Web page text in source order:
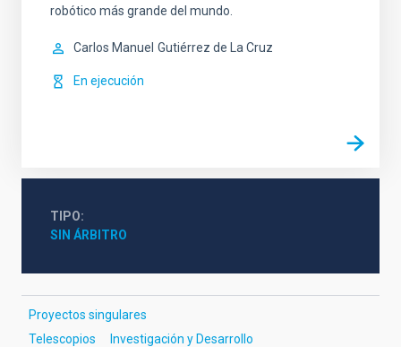
robótico más grande del mundo.
Carlos Manuel Gutiérrez de La Cruz
En ejecución
TIPO
SIN ÁRBITRO
Proyectos singulares
Telescopios
Investigación y Desarrollo